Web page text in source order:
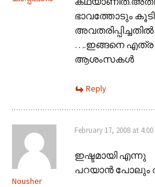
ഭാവത്തോടും കൂടി
….ഇങ്ങനെ
ആശംസകള്‍
Reply
Nousher
February 17, 2008 at
ഇഷ്ടമായി എന്നു
പറയാന്‍ പോലും